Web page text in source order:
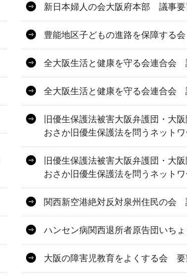
新日本婦人の会大阪府本部 議事要
豊能地区子どもの進路を保障する
全大阪生活と健康を守る会連合会
全大阪生活と健康を守る会連合会
旧優生保護法被害大阪弁護団・大
おさか旧優生保護法を問うネット
旧優生保護法被害大阪弁護団・大
おさか旧優生保護法を問うネット
関西新空港絶対反対泉州住民の会
ハンセン病関西退所者原告団いち
大阪の障害児教育をよくする会 要